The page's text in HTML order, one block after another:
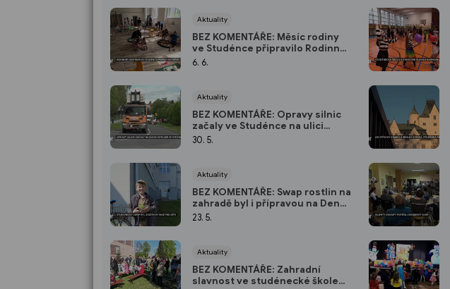
Aktuality
BEZ KOMENTÁŘE: Měsíc rodiny
ve Studénce připravilo Rodinné
centrum
6. 6.
Aktuality
BEZ KOMENTÁŘE: Opravy silnic
začaly ve Studénce na ulici
Budovatelské
30. 5.
Aktuality
BEZ KOMENTÁŘE: Swap rostlin na
zahradě byl i přípravou na Den
matek
23. 5.
Aktuality
BEZ KOMENTÁŘE: Zahradní
slavnost ve studénecké škole